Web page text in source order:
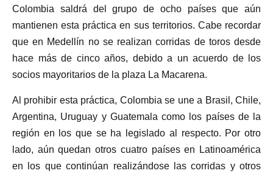
Colombia saldrá del grupo de ocho países que aún
mantienen esta práctica en sus territorios. Cabe recordar
que en Medellín no se realizan corridas de toros desde
hace más de cinco años, debido a un acuerdo de los
socios mayoritarios de la plaza La Macarena.
Al prohibir esta práctica, Colombia se une a Brasil, Chile,
Argentina, Uruguay y Guatemala como los países de la
región en los que se ha legislado al respecto. Por otro
lado, aún quedan otros cuatro países en Latinoamérica
en los que continúan realizándose las corridas y otros